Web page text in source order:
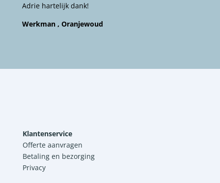
Adrie hartelijk dank!
Werkman , Oranjewoud
Klantenservice
Offerte aanvragen
Betaling en bezorging
Privacy